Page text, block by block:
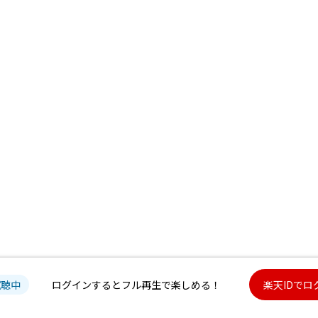
中 ログインするとフル再生で楽しめる！ 楽天IDでロ